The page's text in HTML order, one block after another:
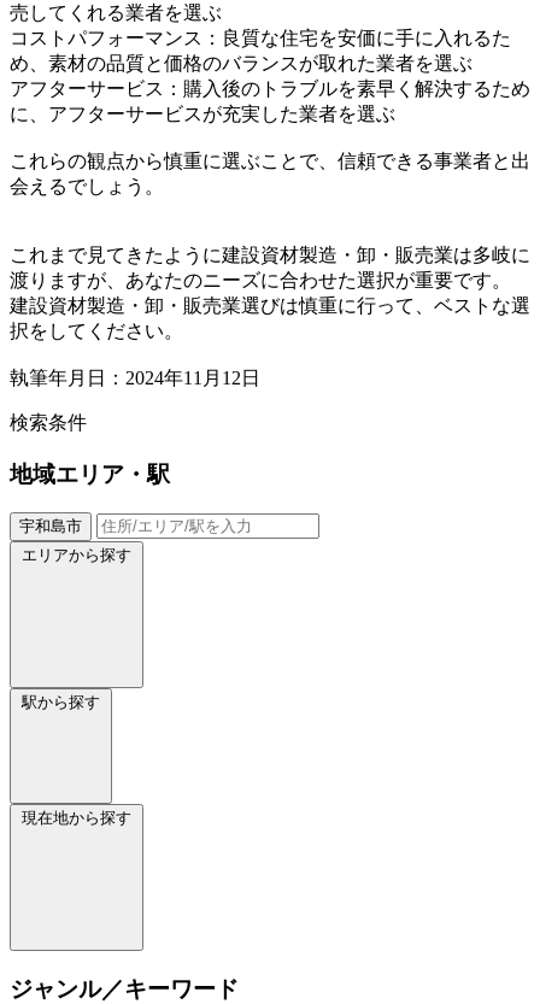
売してくれる業者を選ぶ
コストパフォーマンス：良質な住宅を安価に手に入れるた
め、素材の品質と価格のバランスが取れた業者を選ぶ
アフターサービス：購入後のトラブルを素早く解決するため
に、アフターサービスが充実した業者を選ぶ
これらの観点から慎重に選ぶことで、信頼できる事業者と出
会えるでしょう。
これまで見てきたように建設資材製造・卸・販売業は多岐に
渡りますが、あなたのニーズに合わせた選択が重要です。
建設資材製造・卸・販売業選びは慎重に行って、ベストな選
択をしてください。
執筆年月日：2024年11月12日
検索条件
地域エリア・駅
宇和島市
エリアから探す
駅から探す
現在地から探す
ジャンル／キーワード